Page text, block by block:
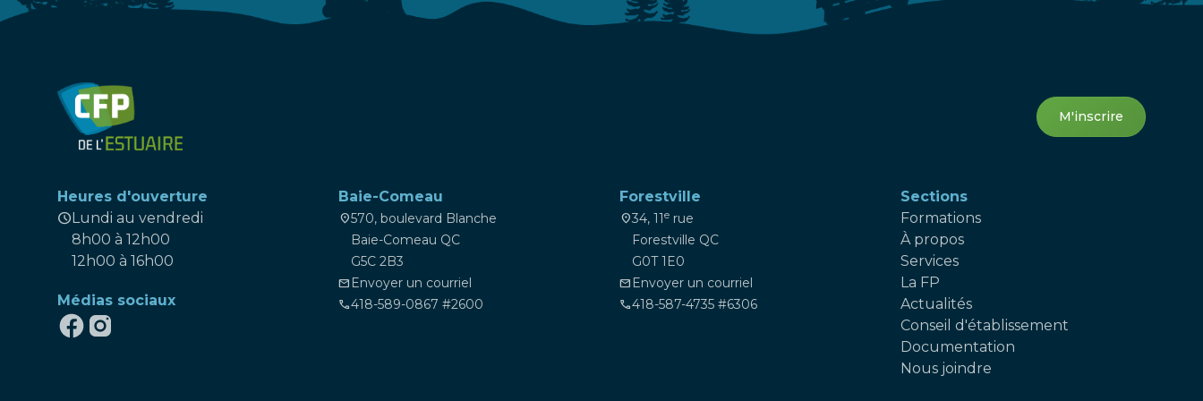
M'inscrire
Heures d'ouverture
scheduleLundi au vendredi
8h00 à 12h00
12h00 à 16h00
Médias sociaux
Baie-Comeau
location_on570, boulevard Blanche
Baie-Comeau QC
G5C 2B3
mail Envoyer un courriel
phone418-589-0867 #2600
Forestville
location_on34, 11erue
Forestville QC
G0T 1E0
mail Envoyer un courriel
phone418-587-4735 #6306
Sections
Formations
À propos
Services
La FP
Actualités
Conseil d'établissement
Documentation
Nous joindre